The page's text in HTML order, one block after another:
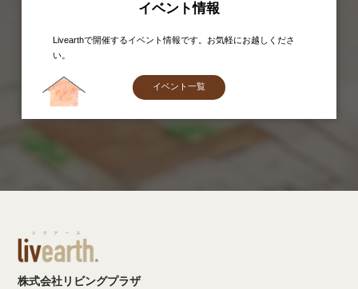
イベント情報
Livearthで開催するイベント情報です。お気軽にお越しくださ
い。
イベント一覧
株式会社リビングプラザ